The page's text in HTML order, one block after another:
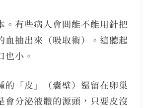
。有些病人會問能不能用針把
血抽出來（吸取術）。這聽起
也小。
的「皮」（囊壁）還留在卵巢
會分泌液體的源頭，只要皮沒